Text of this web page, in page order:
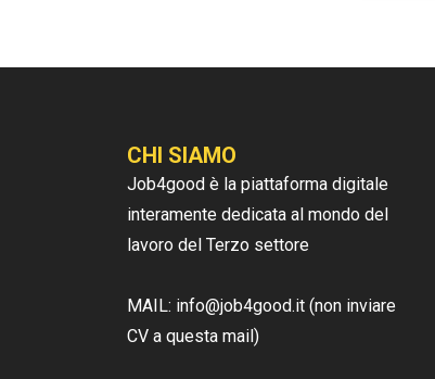
CHI SIAMO
Job4good è la piattaforma digitale
interamente dedicata al mondo del
lavoro del Terzo settore
MAIL: info@job4good.it (non inviare
CV a questa mail)